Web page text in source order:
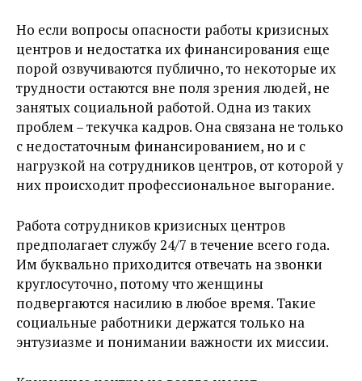
Но если вопросы опасности работы кризисных
центров и недостатка их финансирования еще
порой озвучиваются публично, то некоторые их
трудности остаются вне поля зрения людей, не
занятых социальной работой. Одна из таких
проблем – текучка кадров. Она связана не только
с недостаточным финансированием, но и с
нагрузкой на сотрудников центров, от которой у
них происходит профессиональное выгорание.
Работа сотрудников кризисных центров
предполагает службу 24/7 в течение всего года.
Им буквально приходится отвечать на звонки
круглосуточно, потому что женщины
подвергаются насилию в любое время. Такие
социальные работники держатся только на
энтузиазме и понимании важности их миссии.